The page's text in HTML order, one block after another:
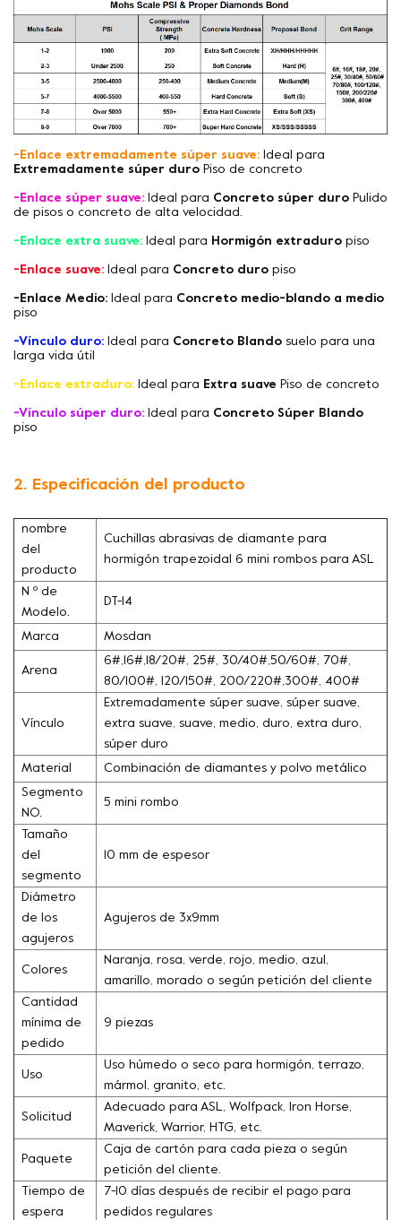
-Enlace extremadamente súper suave: Ideal para
Extremadamente súper duro Piso de concreto
-Enlace súper suave: Ideal para Concreto súper duro Pulido
de pisos o concreto de alta velocidad.
-Enlace extra suave: Ideal para Hormigón extraduro piso
-Enlace suave: Ideal para Concreto duro piso
-Enlace Medio: Ideal para Concreto medio-blando a medio
piso
-Vínculo duro: Ideal para Concreto Blando suelo para una
larga vida útil
-Enlace extraduro: Ideal para Extra suave Piso de concreto
-Vínculo súper duro: Ideal para Concreto Súper Blando
piso
2. Especificación del producto
nombre
del
producto
Cuchillas abrasivas de diamante para
hormigón trapezoidal 6 mini rombos para ASL
N º de
Modelo.
DT-14
Marca Mosdan
Arena
6#,16#,18/20#, 25#, 30/40#,50/60#, 70#,
80/100#, 120/150#, 200/220#,300#, 400#
Vínculo
Extremadamente súper suave, súper suave,
extra suave, suave, medio, duro, extra duro,
súper duro
Material Combinación de diamantes y polvo metálico
Segmento
NO.
5 mini rombo
Tamaño
del
segmento
10 mm de espesor
Diámetro
de los
agujeros
Agujeros de 3x9mm
Colores
Naranja, rosa, verde, rojo, medio, azul,
amarillo, morado o según petición del cliente
Cantidad
mínima de
pedido
9 piezas
Uso
Uso húmedo o seco para hormigón, terrazo,
mármol, granito, etc.
Solicitud
Adecuado para ASL, Wolfpack, Iron Horse,
Maverick, Warrior, HTG, etc.
Paquete
Caja de cartón para cada pieza o según
petición del cliente.
Tiempo de
espera
7-10 días después de recibir el pago para
pedidos regulares